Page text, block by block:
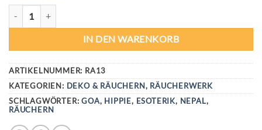
IN DEN WARENKORB
ARTIKELNUMMER: RA13
KATEGORIEN: DEKO & RÄUCHERN, RÄUCHERWERK
SCHLAGWÖRTER:GOA, HIPPIE, ESOTERIK, NEPAL,
RÄUCHERN